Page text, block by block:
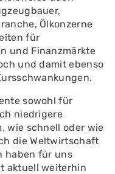
Ölkonzerne
für
und Finanzmärkte
und damit ebenso
sowohl für
niedrigere
wie schnell oder wie
die Weltwirtschaft
haben für uns
aktuell weiterhin